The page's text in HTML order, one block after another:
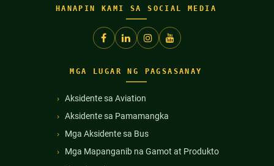
HANAPIN KAMI SA SOCIAL MEDIA
MGA LUGAR NG PAGSASANAY
Aksidente sa Aviation
Aksidente sa Pamamangka
Mga Aksidente sa Bus
Mga Mapanganib na Gamot at Produkto